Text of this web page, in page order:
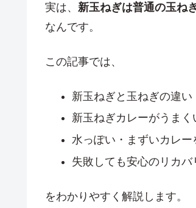
実は、 新玉ねぎは普通の玉ね
なんです。
この記事では、
新玉ねぎと玉ねぎの違い
新玉ねぎカレーがうまく
水っぽい・まずいカレー
失敗しても安心のリカバ
をわかりやすく解説します。